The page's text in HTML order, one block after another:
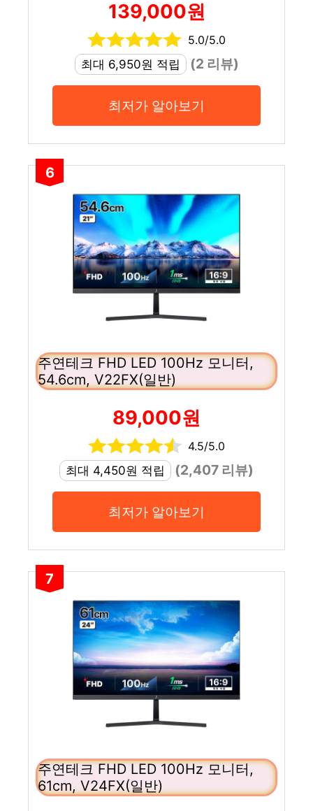
139,000원
5.0/5.0
최대 6,950원 적립
(2 리뷰)
최저가 알아보기
6
주연테크 FHD LED 100Hz 모니터,
54.6cm, V22FX(일반)
89,000원
4.5/5.0
최대 4,450원 적립
(2,407 리뷰)
최저가 알아보기
7
주연테크 FHD LED 100Hz 모니터,
61cm, V24FX(일반)